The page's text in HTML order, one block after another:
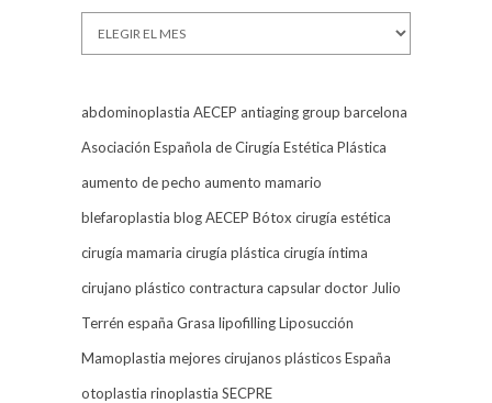
Archivos
abdominoplastia AECEP antiaging group barcelona
Asociación Española de Cirugía Estética Plástica
aumento de pecho aumento mamario
blefaroplastia blog AECEP Bótox cirugía estética
cirugía mamaria cirugía plástica cirugía íntima
cirujano plástico contractura capsulardoctor Julio
Terrén españa Grasa lipofillingLiposucción
Mamoplastia mejores cirujanos plásticos España
otoplastia rinoplastia SECPRE